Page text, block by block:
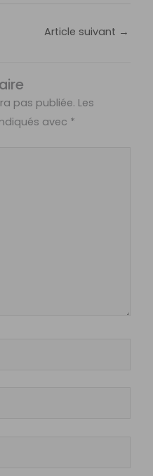
Article suivant →
pas publiée. Les
avec *